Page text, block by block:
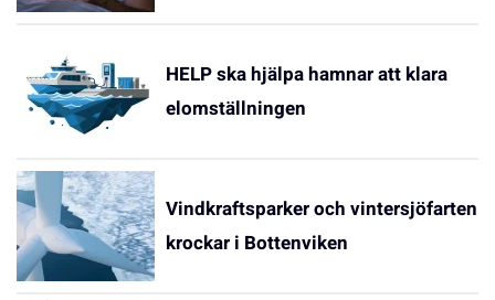
HELP ska hjälpa hamnar att klara
elomställningen
Vindkraftsparker och vintersjöfarten
krockar i Bottenviken